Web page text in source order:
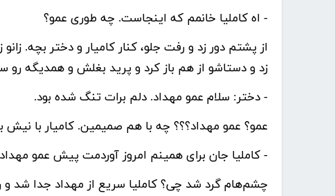
- اه کاملیا خانمم که اینجاست. چه طوری عمو؟
از پشتم دور زد و رفت جلو، کنار کامیار و دختر بچه.
زد و دستاشو از هم باز کرد و پرید بغلش و همدیگه رو
- دختر: سلام عمو مهداد. دلم برات تنگ شده بود.
عمو؟ عمو مهداد؟؟؟ چه با هم صمیمین. کامیار با نیش
- کاملیا جان برای همینم امروز آوردمت پیش عمو
چشم‌هام گرد شد چی؟ کاملیا سریع از مهداد جدا شد و